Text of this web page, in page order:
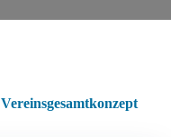
Vereinsgesamtkonzept